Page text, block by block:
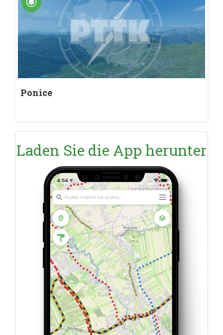
Ponice
Laden Sie die App herunter